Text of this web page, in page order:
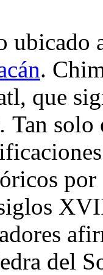
ubicado
.
que
. Tan solo
siglos
del